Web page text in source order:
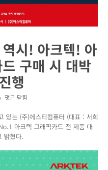
시! 아크텍! 아
구매 시 대박
행
그
픽
카
드
역
시!
댓글 닫힘
있는 (주)에스티컴퓨터 (대표 : 서희
아크텍 그래픽카드 전 제품 대
밝혔다.